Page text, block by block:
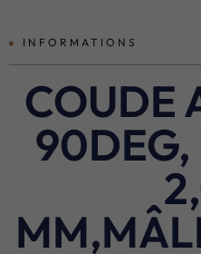
INFORMATIONS
COUDE